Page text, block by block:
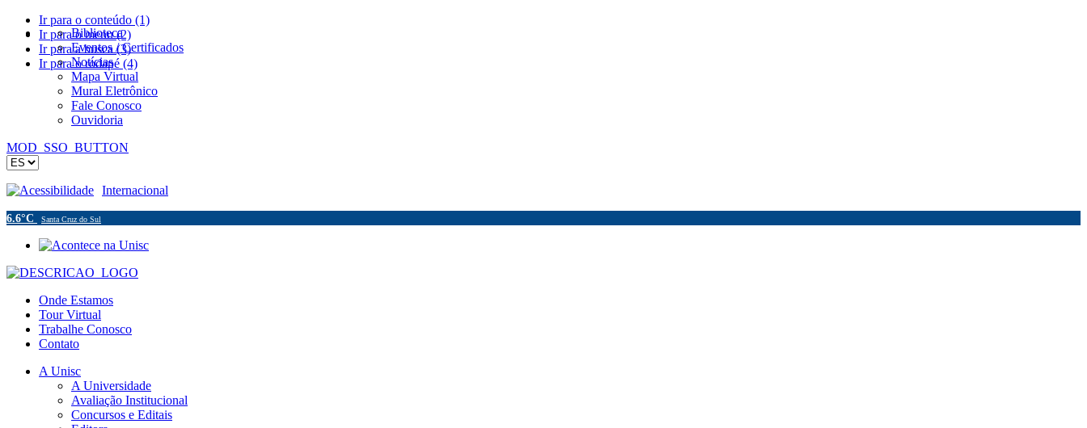
Ir para o conteúdo (1)
Ir para o menu (2)
Ir para a busca (3)
Ir para o rodapé (4)
Biblioteca
Eventos / Certificados
Notícias
Mapa Virtual
Mural Eletrônico
Fale Conosco
Ouvidoria
MOD_SSO_BUTTON
Acessibilidade Internacional
6.6°C Santa Cruz do Sul
Onde Estamos
Tour Virtual
Trabalhe Conosco
Contato
A Unisc
A Universidade
Avaliação Institucional
Concursos e Editais